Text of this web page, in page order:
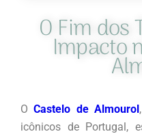
O Fim dos
Impacto
OCastelo de Almourol
icônicos de Portugal,